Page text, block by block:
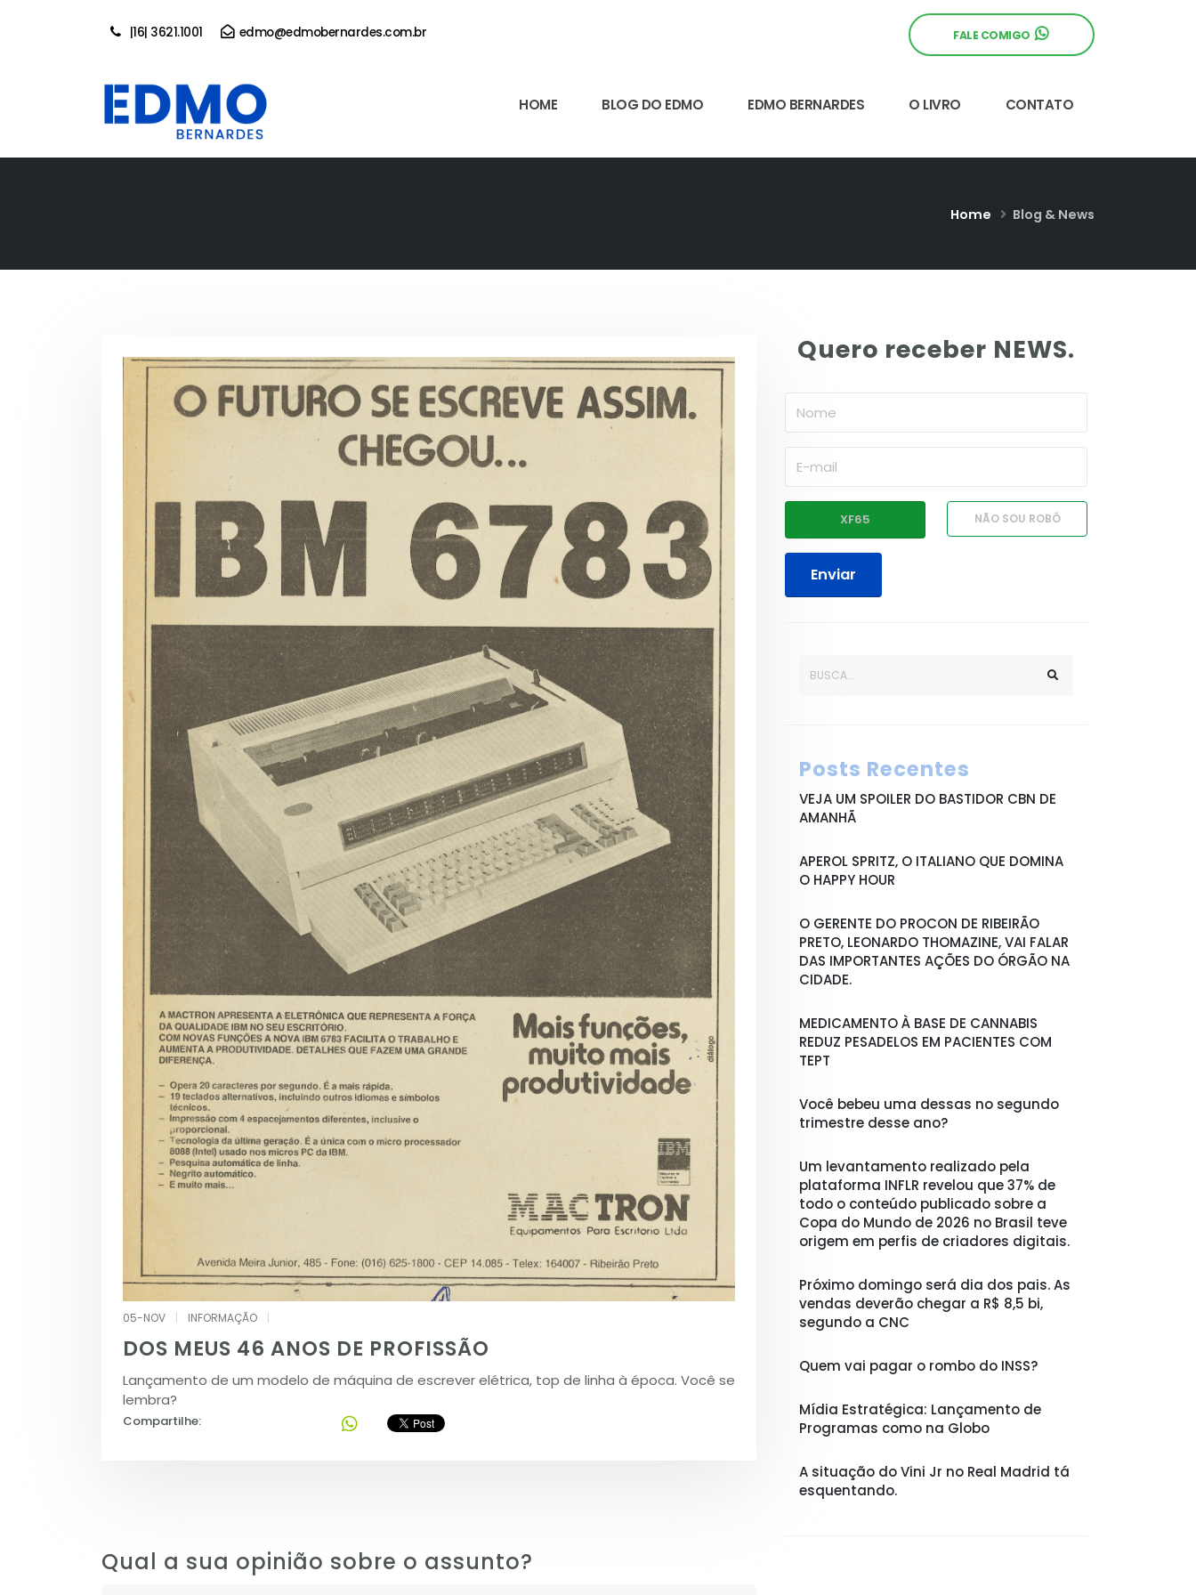
|16| 3621.1001 edmo@edmobernardes.com.br FALE COMIGO
HOME BLOG DO EDMO EDMO BERNARDES O LIVRO CONTATO
Home Blog & News
05-NOV INFORMAÇÃO
DOS MEUS 46 ANOS DE PROFISSÃO
Lançamento de um modelo de máquina de escrever elétrica, top de linha à época. Você se
lembra?
Compartilhe:
Qual a sua opinião sobre o assunto?
Quero receber NEWS.
Enviar
Posts Recentes
VEJA UM SPOILER DO BASTIDOR CBN DE
AMANHÃ
APEROL SPRITZ, O ITALIANO QUE DOMINA
O HAPPY HOUR
O GERENTE DO PROCON DE RIBEIRÃO
PRETO, LEONARDO THOMAZINE, VAI FALAR
DAS IMPORTANTES AÇÕES DO ÓRGÃO NA
CIDADE.
MEDICAMENTO À BASE DE CANNABIS
REDUZ PESADELOS EM PACIENTES COM
TEPT
Você bebeu uma dessas no segundo
trimestre desse ano?
Um levantamento realizado pela
plataforma INFLR revelou que 37% de
todo o conteúdo publicado sobre a
Copa do Mundo de 2026 no Brasil teve
origem em perfis de criadores digitais.
Próximo domingo será dia dos pais. As
vendas deverão chegar a R$ 8,5 bi,
segundo a CNC
Quem vai pagar o rombo do INSS?
Mídia Estratégica: Lançamento de
Programas como na Globo
A situação do Vini Jr no Real Madrid tá
esquentando.